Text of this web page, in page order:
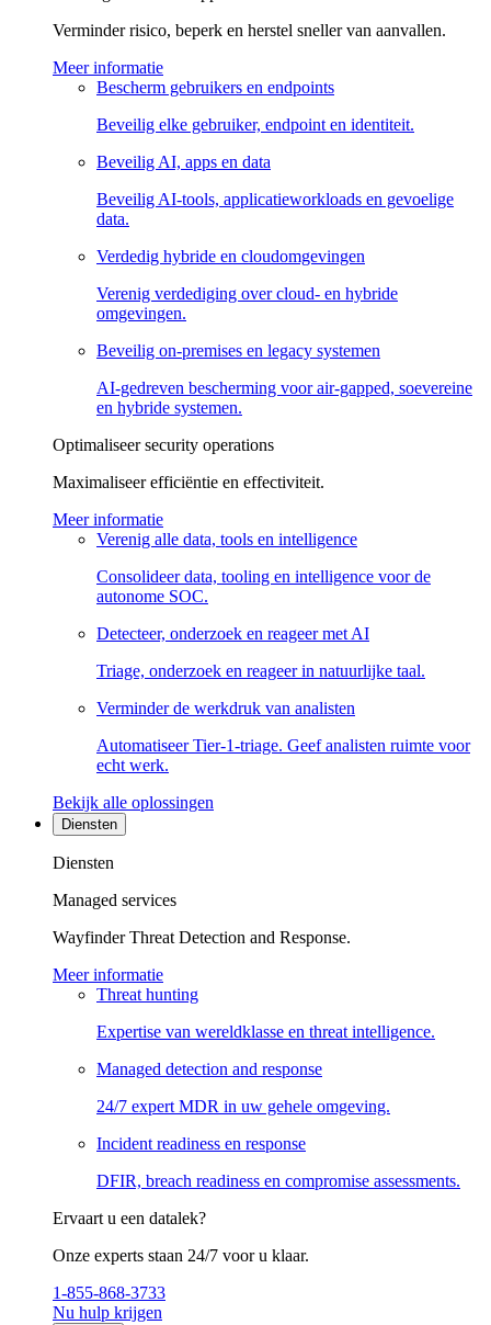
Verminder risico, beperk en herstel sneller van aanvallen.
Meer informatie
Bescherm gebruikers en endpoints
Beveilig elke gebruiker, endpoint en identiteit.
Beveilig AI, apps en data
Beveilig AI-tools, applicatieworkloads en gevoelige
data.
Verdedig hybride en cloudomgevingen
Verenig verdediging over cloud- en hybride
omgevingen.
Beveilig on-premises en legacy systemen
AI-gedreven bescherming voor air-gapped, soevereine
en hybride systemen.
Optimaliseer security operations
Maximaliseer efficiëntie en effectiviteit.
Meer informatie
Verenig alle data, tools en intelligence
Consolideer data, tooling en intelligence voor de
autonome SOC.
Detecteer, onderzoek en reageer met AI
Triage, onderzoek en reageer in natuurlijke taal.
Verminder de werkdruk van analisten
Automatiseer Tier-1-triage. Geef analisten ruimte voor
echt werk.
Bekijk alle oplossingen
Diensten
Diensten
Managed services
Wayfinder Threat Detection and Response.
Meer informatie
Threat hunting
Expertise van wereldklasse en threat intelligence.
Managed detection and response
24/7 expert MDR in uw gehele omgeving.
Incident readiness en response
DFIR, breach readiness en compromise assessments.
Ervaart u een datalek?
Onze experts staan 24/7 voor u klaar.
1-855-868-3733
Nu hulp krijgen